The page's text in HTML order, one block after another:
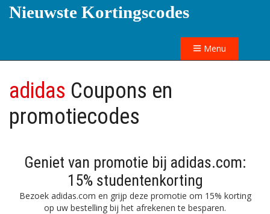
Nieuwste Kortingscodes
Menu
adidas Coupons en
promotiecodes
Geniet van promotie bij adidas.com:
15% studentenkorting
Bezoek adidas.com en grijp deze promotie om 15% korting
op uw bestelling bij het afrekenen te besparen.